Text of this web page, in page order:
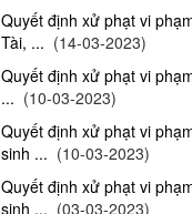
Quyết định xử phạt vi
Tài, ... (14-03-2023)
Quyết định xử phạt vi
... (10-03-2023)
Quyết định xử phạt vi
sinh ... (10-03-2023)
Quyết định xử phạt vi
sinh ... (03-03-2023)